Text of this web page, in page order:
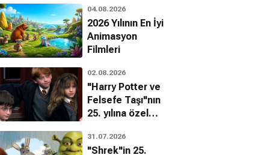
04.08.2026
2026 Yılının En İyi
Animasyon
Filmleri
02.08.2026
"Harry Potter ve
Felsefe Taşı"nın
25. yılına özel
bilinmeyenleri!
31.07.2026
"Shrek"in 25.